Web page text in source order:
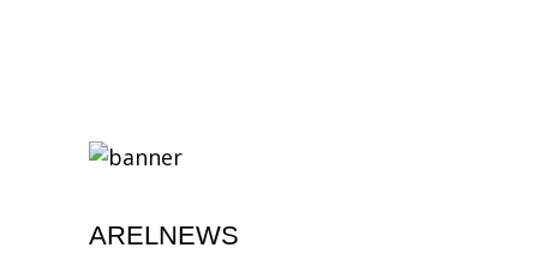
ARELNEWS